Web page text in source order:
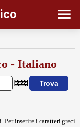
- Italiano
Per inserire i caratteri greci